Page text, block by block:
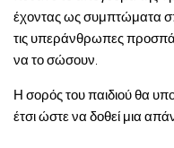
έχοντας ως συμπτώματα
τις υπεράνθρωπες
να το σώσουν.
Η σορός του παιδιού θα
έτσι ώστε να δοθεί μια